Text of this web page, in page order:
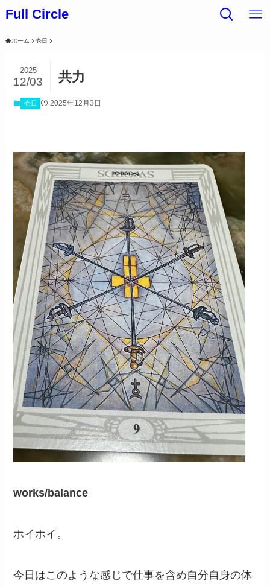
Full Circle
ホーム 壱日
共力
2025
12/03
壱日 2025年12月3日
works/balance
ホイホイ。
今日はこのような感じで仕事を含め自分自身の体